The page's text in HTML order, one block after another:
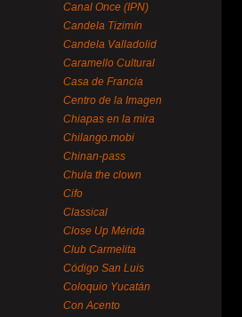
Canal Once (IPN)
Candela Tizimín
Candela Valladolid
Caramello Cultural
Casa de Francia
Centro de la Imagen
Chiapas en la mira
Chilango.mobi
Chinan-pass
Chula the clown
Cifo
Classical
Close Up Mérida
Club Carmelita
Código San Luis
Coloquio Yucatán
Con Acento